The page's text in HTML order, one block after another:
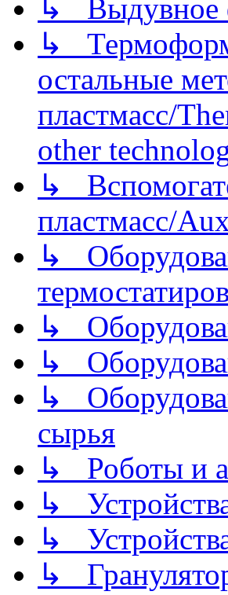
↳ Выдувное
↳
остальные
пластмасс/
other
↳
пластмасс/
↳
↳
↳
↳
сырья
↳ Роботы и
↳
↳
↳